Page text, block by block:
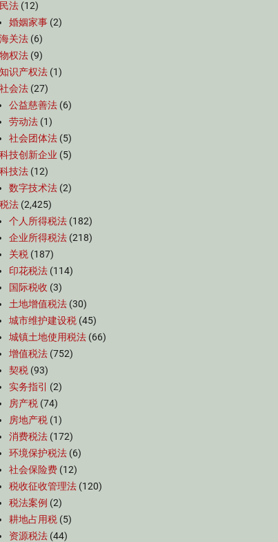
民法 (12)
婚姻家事 (2)
海关法 (6)
物权法 (9)
知识产权法 (1)
社会法 (27)
公益慈善法 (6)
劳动法 (1)
社会团体法 (5)
科技创新企业 (5)
科技法 (12)
数字技术法 (2)
税法 (2,425)
个人所得税法 (182)
企业所得税法 (218)
关税 (187)
印花税法 (114)
国际税收 (3)
土地增值税法 (30)
城市维护建设税 (45)
城镇土地使用税法 (66)
增值税法 (752)
契税 (93)
实务指引
(2)
房产税 (74)
房地产税 (1)
消费税法 (172)
环境保护税法 (6)
社会保险费 (12)
税收征收管理法 (120)
税法案例 (2)
耕地占用税 (5)
资源税法 (44)